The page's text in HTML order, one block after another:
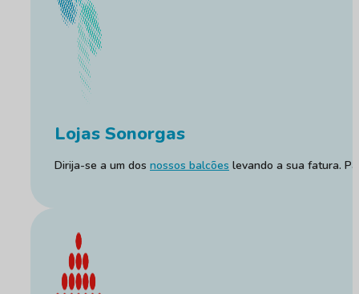
Lojas Sonorgas
Dirija-se a um dos nossos balcões levando a sua fatura.